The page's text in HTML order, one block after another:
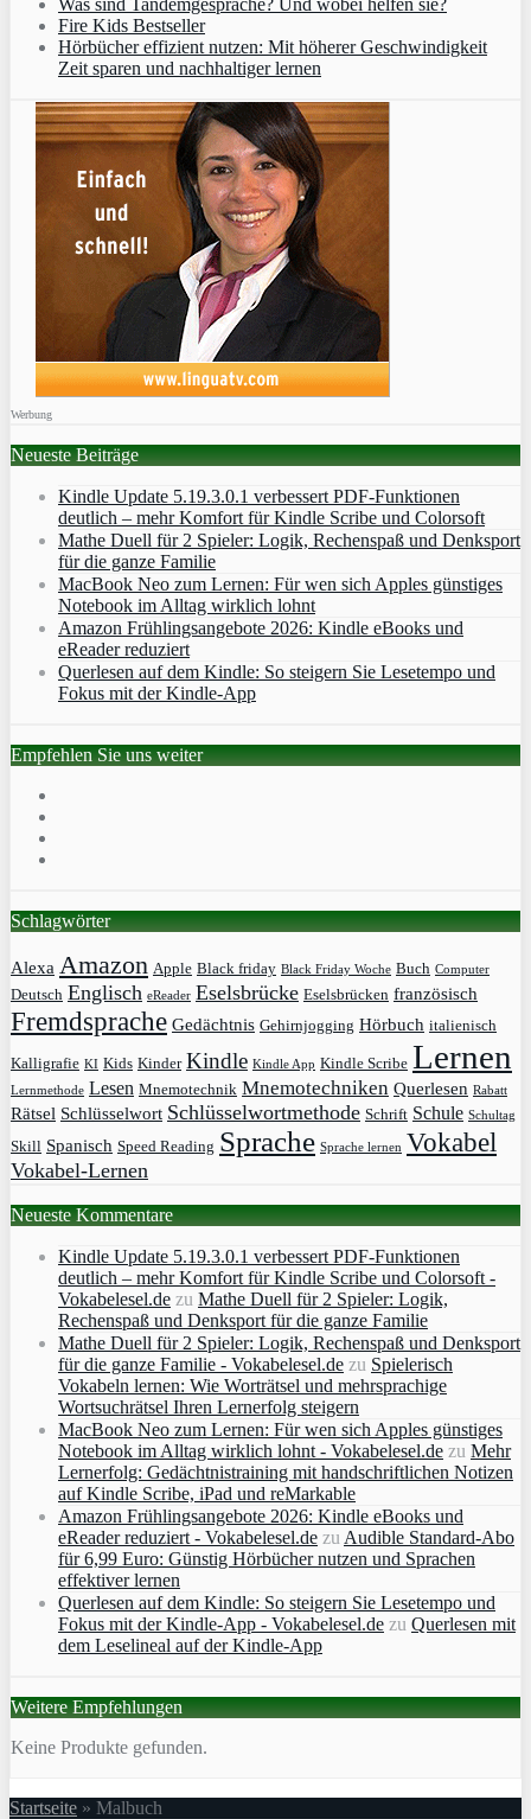
Fire Kids Bestseller
Hörbücher effizient nutzen: Mit höherer Geschwindigkeit
Zeit sparen und nachhaltiger lernen
Werbung
Neueste Beiträge
Kindle Update 5.19.3.0.1 verbessert PDF-Funktionen
deutlich – mehr Komfort für Kindle Scribe und Colorsoft
Mathe Duell für 2 Spieler: Logik, Rechenspaß und Denksport
für die ganze Familie
MacBook Neo zum Lernen: Für wen sich Apples günstiges
Notebook im Alltag wirklich lohnt
Amazon Frühlingsangebote 2026: Kindle eBooks und
eReader reduziert
Querlesen auf dem Kindle: So steigern Sie Lesetempo und
Fokus mit der Kindle-App
Empfehlen Sie uns weiter
Schlagwörter
Alexa Amazon Apple Black friday Black Friday Woche Buch Computer
Deutsch Englisch eReader Eselsbrücke Eselsbrücken französisch
Fremdsprache Gedächtnis Gehirnjogging Hörbuch italienisch
Kalligrafie KI Kids Kinder Kindle Kindle App Kindle Scribe Lernen
Lernmethode Lesen Mnemotechnik Mnemotechniken Querlesen Rabatt
Rätsel Schlüsselwort Schlüsselwortmethode Schrift Schule Schultag
Skill Spanisch Speed Reading Sprache Sprache lernen Vokabel
Vokabel-Lernen
Neueste Kommentare
Kindle Update 5.19.3.0.1 verbessert PDF-Funktionen
deutlich – mehr Komfort für Kindle Scribe und Colorsoft -
Vokabelesel.de zu Mathe Duell für 2 Spieler: Logik,
Rechenspaß und Denksport für die ganze Familie
Mathe Duell für 2 Spieler: Logik, Rechenspaß und Denksport
für die ganze Familie - Vokabelesel.de zu Spielerisch
Vokabeln lernen: Wie Worträtsel und mehrsprachige
Wortsuchrätsel Ihren Lernerfolg steigern
MacBook Neo zum Lernen: Für wen sich Apples günstiges
Notebook im Alltag wirklich lohnt - Vokabelesel.de zu Mehr
Lernerfolg: Gedächtnistraining mit handschriftlichen Notizen
auf Kindle Scribe, iPad und reMarkable
Amazon Frühlingsangebote 2026: Kindle eBooks und
eReader reduziert - Vokabelesel.de zu Audible Standard-Abo
für 6,99 Euro: Günstig Hörbücher nutzen und Sprachen
effektiver lernen
Querlesen auf dem Kindle: So steigern Sie Lesetempo und
Fokus mit der Kindle-App - Vokabelesel.de zu Querlesen mit
dem Leselineal auf der Kindle-App
Weitere Empfehlungen
Keine Produkte gefunden.
Startseite » Malbuch